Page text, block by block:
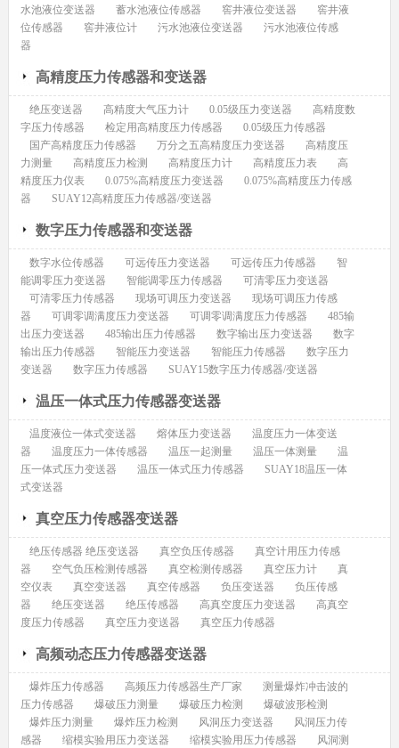
水池液位变送器
蓄水池液位传感器 窖井液位变送器
窖井液
位传感器
窖井液位计 污水池液位变送器
污水池液位传感
器
高精度压力传感器和变送器
绝压变送器 高精度大气压力计 0.05级压力变送器
高精度数
字压力传感器
检定用高精度压力传感器
0.05级压力传感器
国产高精度压力传感器
万分之五高精度压力变送器
高精度压
力测量
高精度压力检测 高精度压力计 高精度压力表
高
精度压力仪表
0.075%高精度压力变送器
0.075%高精度压力传感
器
SUAY12高精度压力传感器/变送器
数字压力传感器和变送器
数字水位传感器 可远传压力变送器 可远传压力传感器
智
能调零压力变送器
智能调零压力传感器
可清零压力变送器
可清零压力传感器
现场可调压力变送器
现场可调压力传感
器
可调零调满度压力变送器 可调零调满度压力传感器
485输
出压力变送器
485输出压力传感器 数字输出压力变送器
数字
输出压力传感器
智能压力变送器 智能压力传感器
数字压力
变送器
数字压力传感器 SUAY15数字压力传感器/变送器
温压一体式压力传感器变送器
温度液位一体式变送器 熔体压力变送器
温度压力一体变送
器
温度压力一体传感器 温压一起测量 温压一体测量
温
压一体式压力变送器
温压一体式压力传感器
SUAY18温压一体
式变送器
真空压力传感器变送器
绝压传感器 绝压变送器 真空负压传感器
真空计用压力传感
器
空气负压检测传感器 真空检测传感器 真空压力计
真
空仪表
真空变送器 真空传感器 负压变送器
负压传感
器
绝压变送器 绝压传感器 高真空度压力变送器
高真空
度压力传感器
真空压力变送器 真空压力传感器
高频动态压力传感器变送器
爆炸压力传感器 高频压力传感器生产厂家
测量爆炸冲击波的
压力传感器
爆破压力测量 爆破压力检测
爆破波形检测
爆炸压力测量
爆炸压力检测 风洞压力变送器
风洞压力传
感器
缩模实验用压力变送器 缩模实验用压力传感器
风洞测